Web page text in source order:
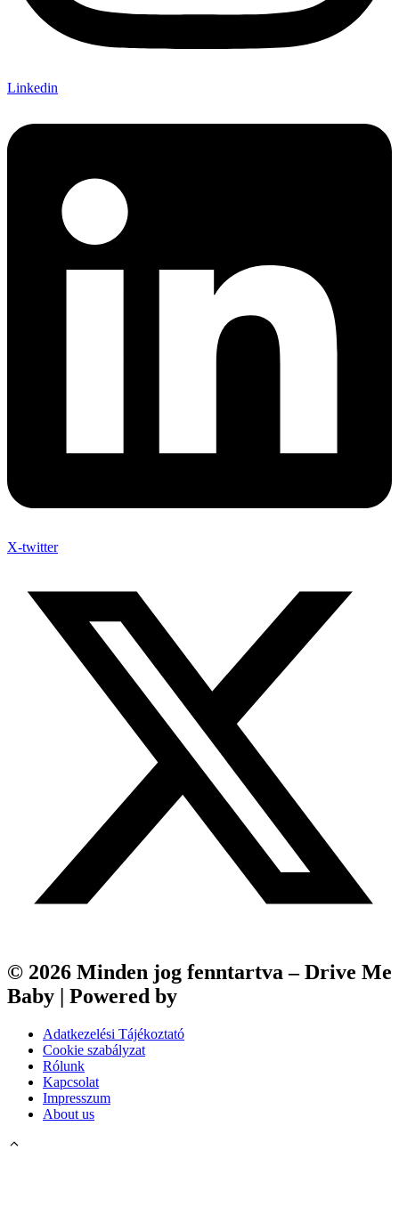
Linkedin
X-twitter
© 2026 Minden jog fenntartva – Drive Me
Baby | Powered by
Adatkezelési Tájékoztató
Cookie szabályzat
Rólunk
Kapcsolat
Impresszum
About us